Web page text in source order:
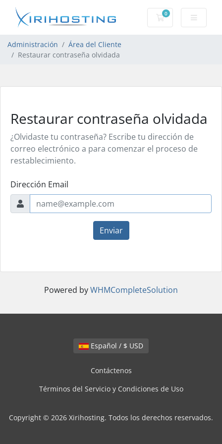
0
Carro de Pedidos
Administración
Área del Cliente
Restaurar contraseña olvidada
Restaurar contraseña olvidada
¿Olvidaste tu contraseña? Escribe tu dirección de
correo electrónico a para comenzar el proceso de
restablecimiento.
Dirección Email
Enviar
Powered byWHMCompleteSolution
Español / $ USD
Contáctenos
Términos del Servicio y Condiciones de Uso
Copyright © 2026 Xirihosting. Todos los derechos reservados.